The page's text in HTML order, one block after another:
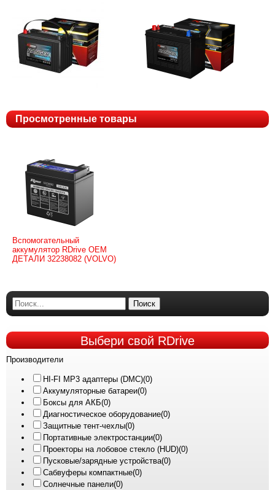
Просмотренные товары
Вспомогательный
аккумулятор RDrive OEM
ДЕТАЛИ 32238082 (VOLVO)
Поиск
Выберисвой RDrive
Производители
HI-FI MP3 адаптеры (DMC)(0)
Аккумуляторные батареи(0)
Боксы для АКБ(0)
Диагностическое оборудование(0)
Защитные тент-чехлы(0)
Портативные электростанции(0)
Проекторы на лобовое стекло (HUD)(0)
Пусковые/зарядные устройства(0)
Сабвуферы компактные(0)
Солнечные панели(0)